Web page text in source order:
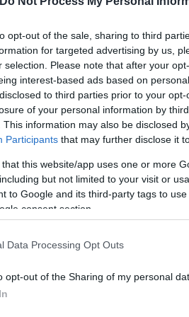
opt-out of the sale, sharing to third
for targeted advertising by us,
selection. Please note that after your
interest-based ads based on
to third parties prior to your
of your personal information by
This information may also be disclosed
Participants that may further disclose it
that this website/app uses one or more
but not limited to your visit or
to Google and its third-party tags to
consent section.
Data Processing Opt Outs
opt-out of the Sharing of my personal
ότι η αγορά κινείται
τόσο την αμόλυβδη
.
αμόλυβδη ακόμη
στο πετρέλαιο κίνησης